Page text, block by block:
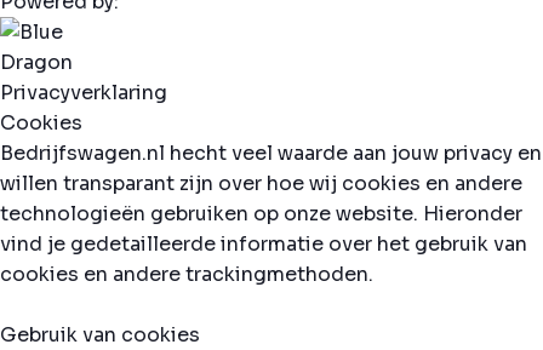
Privacyverklaring
Cookies
Bedrijfswagen.nl hecht veel waarde aan jouw privacy en
willen transparant zijn over hoe wij cookies en andere
technologieën gebruiken op onze website. Hieronder
vind je gedetailleerde informatie over het gebruik van
cookies en andere trackingmethoden.
Gebruik van cookies